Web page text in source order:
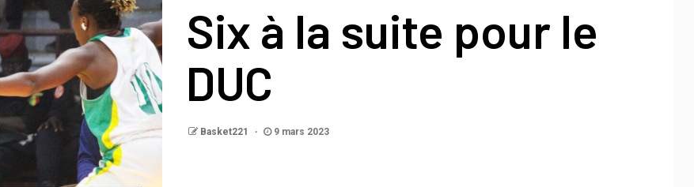
Six à la suite pour le
DUC
Basket221 9 mars 2023